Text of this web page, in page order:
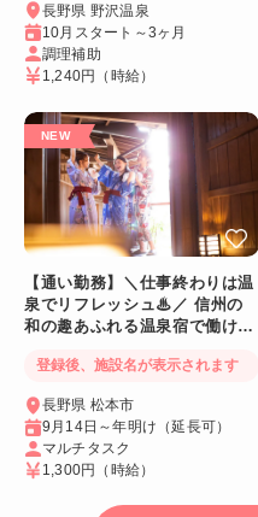
長野県 野沢温泉
10月スタート～3ヶ月
調理補助
1,240円 （時給）
【通い勤務】＼仕事終わりは温
泉でリフレッシュ♨／ 信州の
和の趣あふれる温泉宿で働ける
登録後、施設名が表示されます
長野県 松本市
9月14日～年明け（延長可）
マルチタスク
1,300円
（時給）